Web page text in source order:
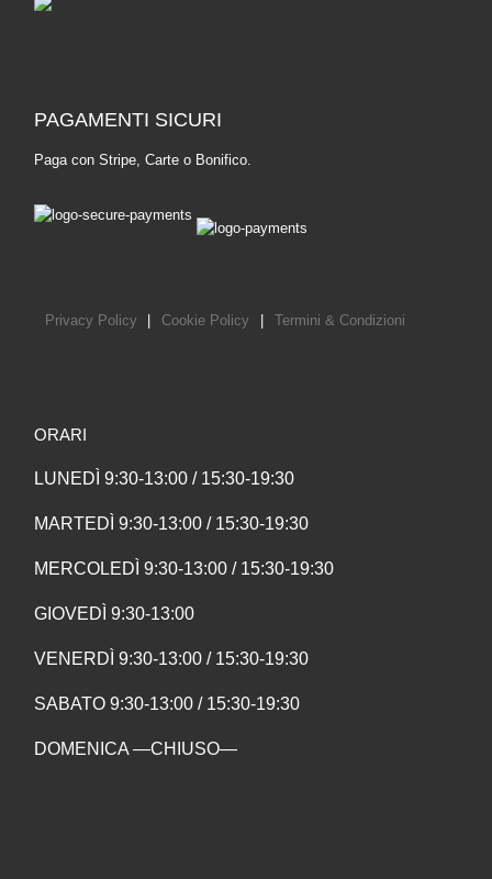
PAGAMENTI SICURI
Paga con Stripe, Carte o Bonifico.
Privacy Policy Cookie Policy Termini & Condizioni
ORARI
LUNEDÌ 9:30-13:00 / 15:30-19:30
MARTEDÌ 9:30-13:00 / 15:30-19:30
MERCOLEDÌ 9:30-13:00 / 15:30-19:30
GIOVEDÌ 9:30-13:00
VENERDÌ 9:30-13:00 / 15:30-19:30
SABATO 9:30-13:00 / 15:30-19:30
DOMENICA —CHIUSO—